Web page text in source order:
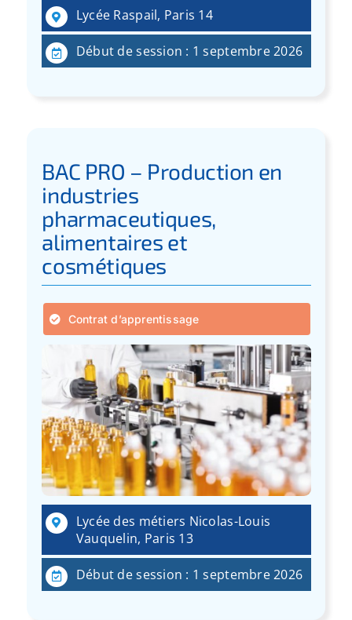
Lycée Raspail, Paris 14
Début de session : 1 septembre 2026
BAC PRO – Production en
industries
pharmaceutiques,
alimentaires et
cosmétiques
Contrat d’apprentissage
Lycée des métiers Nicolas-Louis
Vauquelin, Paris 13
Début de session : 1 septembre 2026